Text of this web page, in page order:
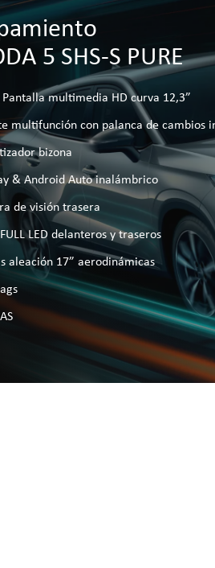
5 SHS-S PURE
Pantalla multimedia HD curva 12,3”
multifunción con palanca de cambios
bizona
& Android Auto inalámbrico
de visión trasera
LED delanteros y traseros
aleación 17” aerodinámicas